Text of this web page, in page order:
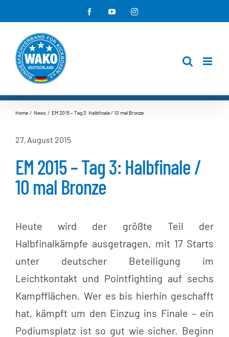
Inhalt
springen
FacebookYouTubeInstagram
Home News EM 2015 – Tag 3: Halbfinale / 10 mal Bronze
27. August 2015
EM 2015 – Tag 3: Halbfinale /
10 mal Bronze
Heute wird der größte Teil der
Halbfinalkämpfe ausgetragen, mit 17 Starts
unter deutscher Beteiligung im
Leichtkontakt und Pointfighting auf sechs
Kampfflächen. Wer es bis hierhin geschafft
hat, kämpft um den Einzug ins Finale – ein
Podiumsplatz ist so gut wie sicher. Beginn